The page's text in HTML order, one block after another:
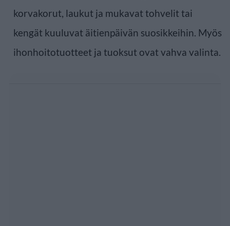
korvakorut, laukut ja mukavat tohvelit tai
kengät kuuluvat äitienpäivän suosikkeihin. Myös
ihonhoitotuotteet ja tuoksut ovat vahva valinta.